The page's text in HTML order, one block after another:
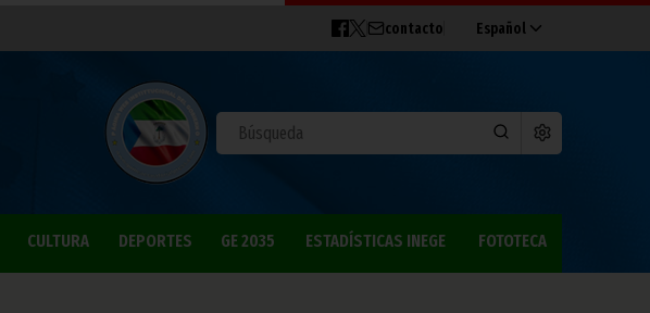
contacto Español
CULTURA DEPORTES GE 2035 ESTADÍSTICAS INEGE FOTOTECA